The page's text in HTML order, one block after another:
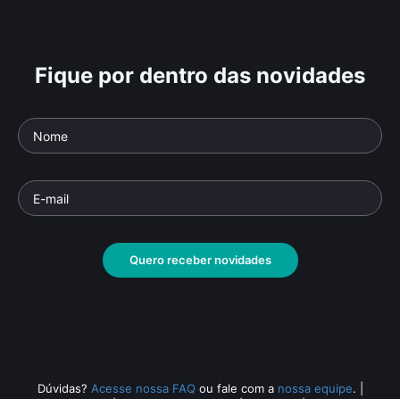
Fique por dentro das novidades
Quero receber novidades
Dúvidas? Acesse nossa FAQ ou fale com a nossa equipe.